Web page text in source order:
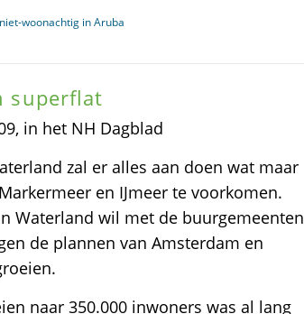
woonachtig in Aruba
superflat
in het NH Dagblad
zal er alles aan doen wat maar
en IJmeer te voorkomen.
Waterland wil met de buurgemeenten
de plannen van Amsterdam en
naar 350.000 inwoners was al lang